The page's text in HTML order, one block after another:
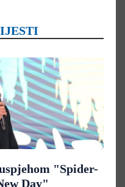
"Spider-
Day"